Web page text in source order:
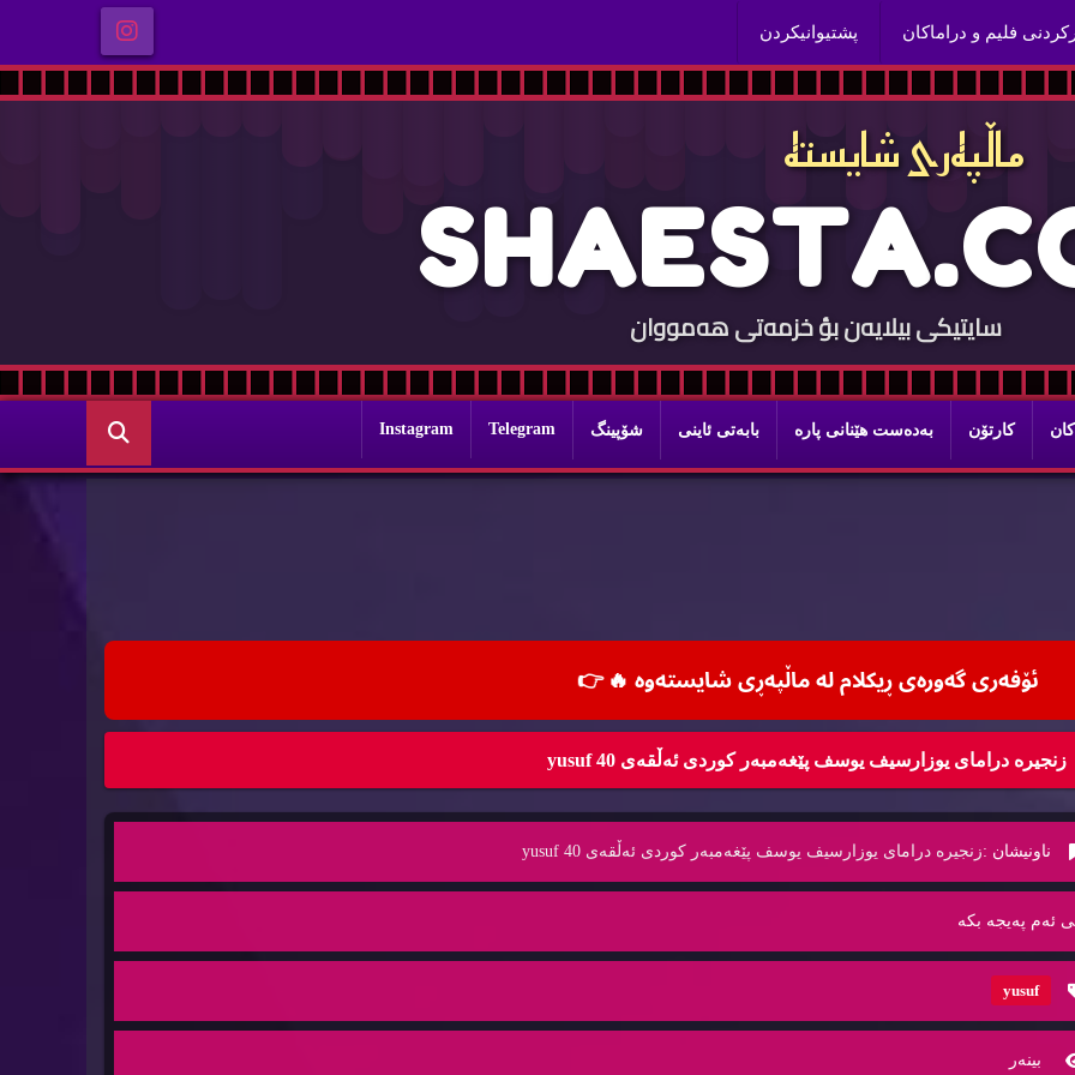
فلیم و دراماكان پشتیوانیكردن
ماڵپه‌ری شایسته‌
SHAESTA.C
سایتيكی بيلایه‌ن بؤ خزمه‌تی هه‌مووان
كارتۆن به‌ده‌ست هێنانی پاره‌ بابه‌تی ئاینی شۆپینگ Telegram
Instagram
ئۆفه‌ری گه‌وره‌ی ڕیكلام له‌ ماڵپه‌ڕی شایسته‌وه‌ 🔥👉
زنجیرە درامای یوزارسیف یوسف پێغەمبەر کوردی ئەڵقەی 40 yusuf
ناونیشان :زنجیرە درامای یوزارسیف یوسف پێغەمبەر کوردی ئەڵقەی 40 yusuf
ئه‌م په‌یجه‌ بكه‌
yusuf
بینه‌ر